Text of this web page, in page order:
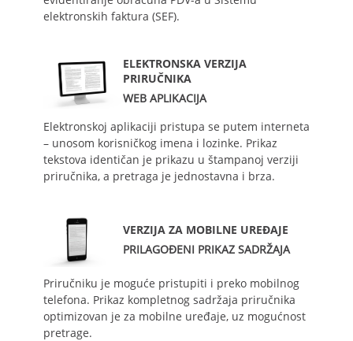
elektronskih faktura (SEF).
ELEKTRONSKA VERZIJA
PRIRUČNIKA
WEB APLIKACIJA
Elektronskoj aplikaciji pristupa se putem interneta
– unosom korisničkog imena i lozinke. Prikaz
tekstova identičan je prikazu u štampanoj verziji
priručnika, a pretraga je jednostavna i brza.
VERZIJA ZA MOBILNE UREĐAJE
PRILAGOĐENI PRIKAZ SADRŽAJA
Priručniku je moguće pristupiti i preko mobilnog
telefona. Prikaz kompletnog sadržaja priručnika
optimizovan je za mobilne uređaje, uz mogućnost
pretrage.